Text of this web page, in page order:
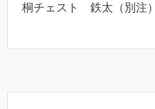
桐チェスト 鉄太（別注）